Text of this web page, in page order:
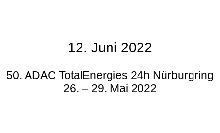
12. Juni 2022
50. ADAC TotalEnergies 24h Nürburgring
26. – 29. Mai 2022